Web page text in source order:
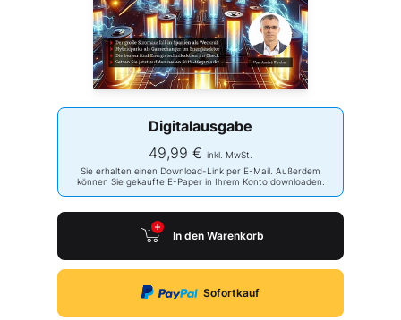
Digitalausgabe
49,99 € inkl. MwSt.
Sie erhalten einen Download-Link per E-Mail. Außerdem
können Sie gekaufte E-Paper in Ihrem Konto downloaden.
In den Warenkorb
Sofortkauf